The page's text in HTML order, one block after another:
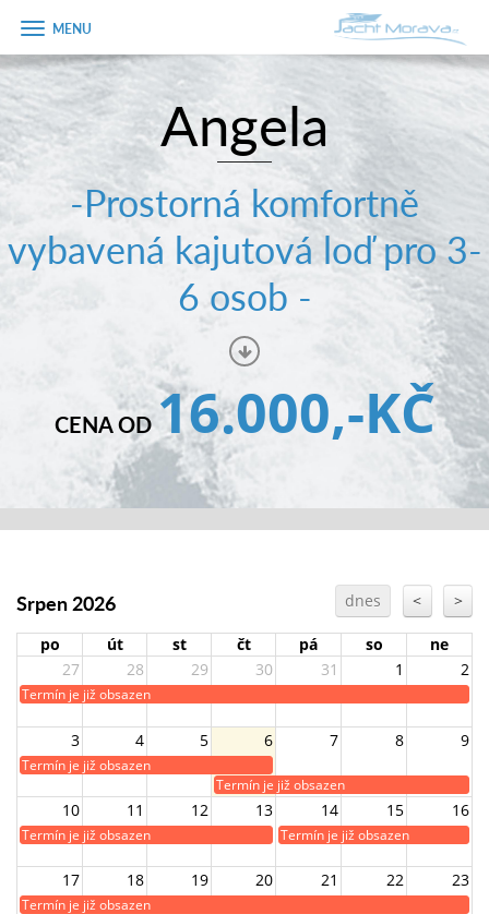
Úvodní strana
Pronájem a ceník
Plán plavby
Tipy na výlet
PRODEJ LODÍ
Zobrazit
menu
Angela
-Prostorná komfortně
vybavená kajutová loď pro 3-
6 osob -
CENA OD16.000,-KČ
Srpen 2026 dnes < >
po út st čt pá so
ne
27
28 29 30 31 1 2
Termín je již obsazen
3 4 5 6 7 8 9
Termín je již obsazen
Termín je již obsazen
10 11 12 13 14 15 16
Termín je již obsazen Termín je již obsazen
17 18 19 20 21 22 23
Termín je již obsazen